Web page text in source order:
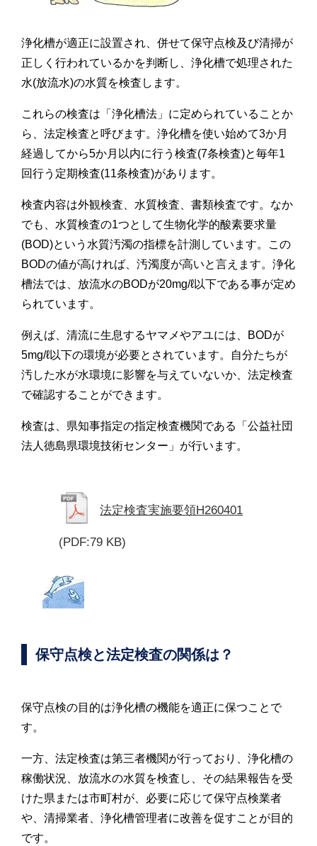
浄化槽が適正に設置され、併せて保守点検及び清掃が
正しく行われているかを判断し、浄化槽で処理された
水(放流水)の水質を検査します。
これらの検査は「浄化槽法」に定められていることか
ら、法定検査と呼びます。浄化槽を使い始めて3か月
経過してから5か月以内に行う検査(7条検査)と毎年1
回行う定期検査(11条検査)があります。
検査内容は外観検査、水質検査、書類検査です。なか
でも、水質検査の1つとして生物化学的酸素要求量
(BOD)という水質汚濁の指標を計測しています。この
BODの値が高ければ、汚濁度が高いと言えます。浄化
槽法では、放流水のBODが20mg/ℓ以下である事が定め
られています。
例えば、清流に生息するヤマメやアユには、BODが
5mg/ℓ以下の環境が必要とされています。自分たちが
汚した水が水環境に影響を与えていないか、法定検査
で確認することができます。
検査は、県知事指定の指定検査機関である「公益社団
法人徳島県環境技術センター」が行います。
法定検査実施要領H260401
(PDF:79 KB)
保守点検と法定検査の関係は？
保守点検の目的は浄化槽の機能を適正に保つことで
す。
一方、法定検査は第三者機関が行っており、浄化槽の
稼働状況、放流水の水質を検査し、その結果報告を受
けた県または市町村が、必要に応じて保守点検業者
や、清掃業者、浄化槽管理者に改善を促すことが目的
です。